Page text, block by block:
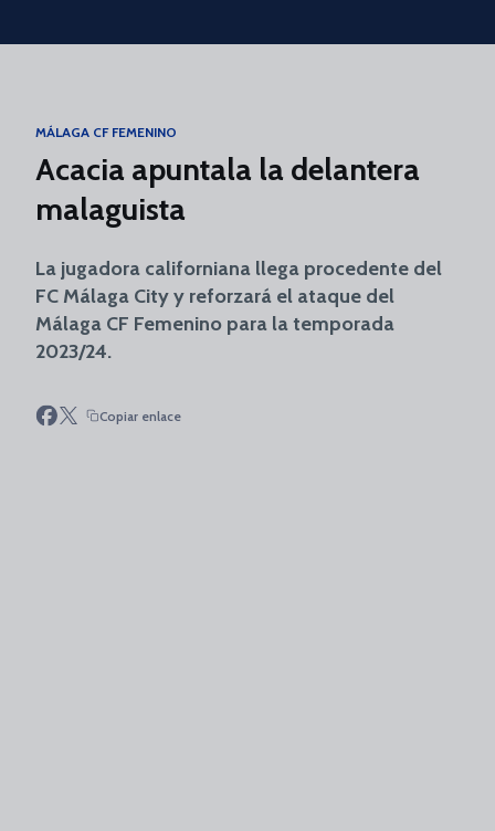
Skip to main content
MÁLAGA CF FEMENINO
Acacia apuntala la delantera
malaguista
La jugadora californiana llega procedente del
FC Málaga City y reforzará el ataque del
Málaga CF Femenino para la temporada
2023/24.
Copiar enlace